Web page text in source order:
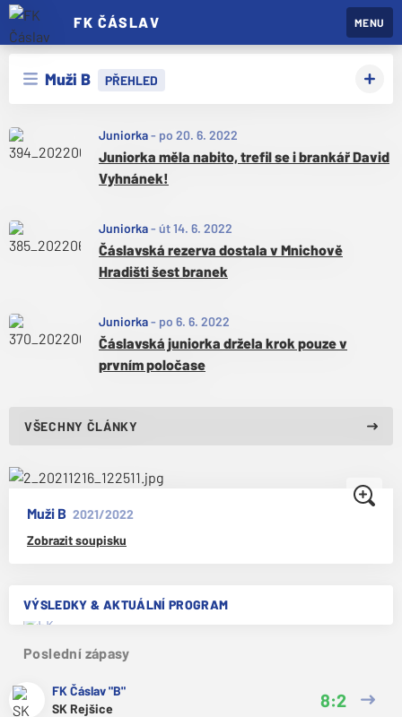
FK ČÁSLAV MENU
Muži B PŘEHLED
Juniorka- po 20. 6. 2022
Juniorka měla nabito, trefil se i brankář David
Vyhnánek!
Juniorka- út 14. 6. 2022
Čáslavská rezerva dostala v Mnichově
Hradišti šest branek
Juniorka- po 6. 6. 2022
Čáslavská juniorka držela krok pouze v
prvním poločase
VŠECHNY ČLÁNKY
Muži B 2021/2022
Zobrazit soupisku
VÝSLEDKY & AKTUÁLNÍ PROGRAM
Poslední zápasy
FK Čáslav "B"
SK Rejšice
8:2